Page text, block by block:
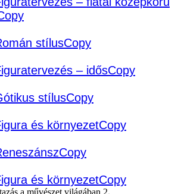
stílusCopy
– idősCopy
stílusCopy
és környezetCopy
és környezetCopy
a művészet világában 2.